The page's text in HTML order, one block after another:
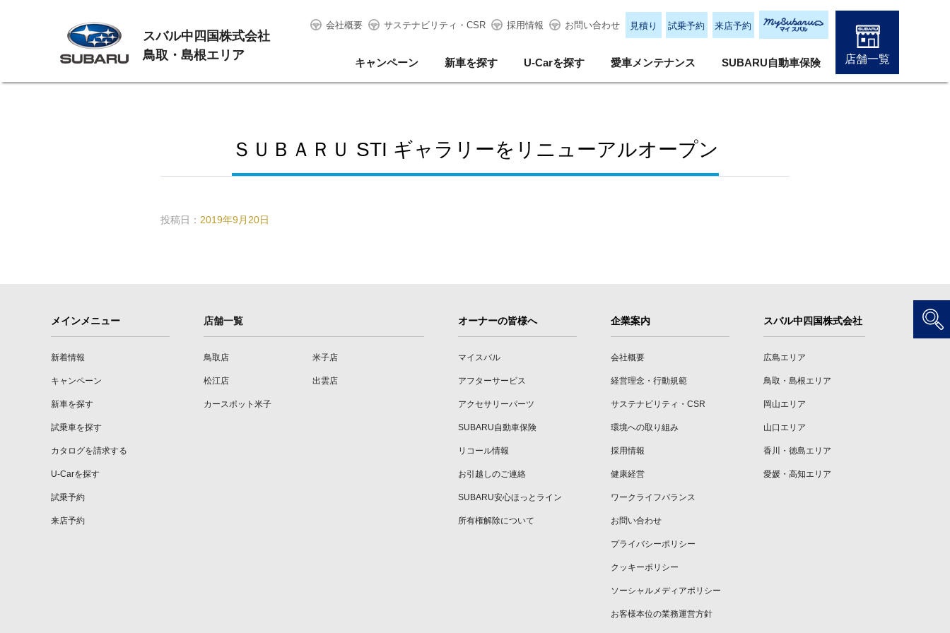
スバル中四国株式会社
鳥取・島根エリア
会社概要 サステナビリティ・CSR 採用情報 お問い合わせ 見積り 試乗予約 来店予約
キャンペーン 新車を探す U-Carを探す 愛車メンテナンス SUBARU自動車保険 店舗一覧
ＳＵＢＡＲＵ STI ギャラリーをリニューアルオープン
投稿日： 2019年9月20日
メインメニュー
新着情報
キャンペーン
新車を探す
試乗車を探す
カタログを請求する
U-Carを探す
試乗予約
来店予約
店舗一覧
鳥取店 米子店
松江店 出雲店
カースポット米子
オーナーの皆様へ
マイスバル
アフターサービス
アクセサリーパーツ
SUBARU自動車保険
リコール情報
お引越しのご連絡
SUBARU安心ほっとライン
所有権解除について
企業案内
会社概要
経営理念・行動規範
サステナビリティ・CSR
環境への取り組み
採用情報
健康経営
ワークライフバランス
お問い合わせ
プライバシーポリシー
クッキーポリシー
ソーシャルメディアポリシー
お客様本位の業務運営方針
スバル中四国株式会社
広島エリア
鳥取・島根エリア
岡山エリア
山口エリア
香川・徳島エリア
愛媛・高知エリア